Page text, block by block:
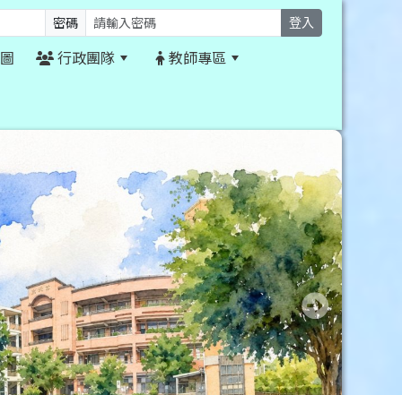
密碼 登入
行政團隊
教師專區